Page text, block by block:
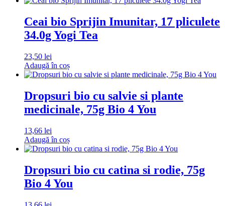
Ceai bio Sprijin Imunitar, 17 pliculete
34.0g Yogi Tea
23,50 lei
Adaugă în coș
Dropsuri bio cu salvie si plante
medicinale, 75g Bio 4 You
13,66 lei
Adaugă în coș
Dropsuri bio cu catina si rodie, 75g
Bio 4 You